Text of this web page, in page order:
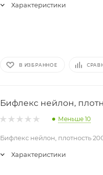
Характеристики
В ИЗБРАННОЕ
Бифлекс нейлон,
Меньше 10
Бифлекс нейлон, плотность
Характеристики